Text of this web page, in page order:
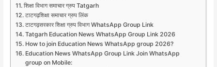
शिक्षा विभाग समाचार ग्रुप Tatgarh
टाटगढ़शिक्षा समाचार ग्रुप लिंक
टाटगढ़सरकार शिक्षा ग्रुप विभाग WhatsApp Group Link
Tatgarh Education News WhatsApp Group Link 2026
How to join Education News WhatsApp group 2026?
Education News WhatsApp Group Link Join WhatsApp
group on Mobile: